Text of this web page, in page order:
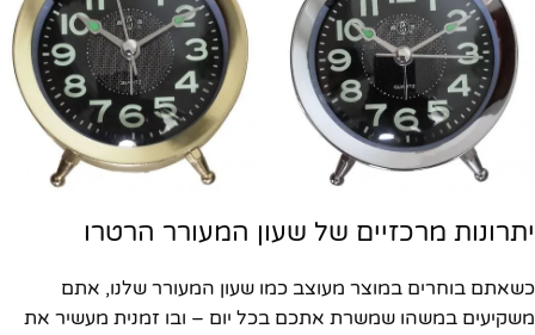
יתרונות מרכזיים של שעון המעורר הרטרו
כשאתם בוחרים במוצר מעוצב כמו שעון המעורר שלנו, אתם
משקיעים במשהו שמשרת אתכם בכל יום – ובו זמנית מעשיר את